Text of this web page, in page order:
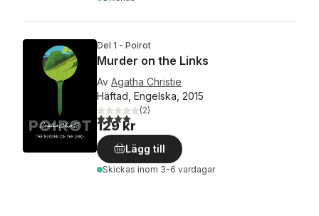
Del 1 - Poirot
Murder on the Links
Av Agatha Christie
Häftad, Engelska, 2015
4,0utav 5 stjärnor. Totalt antal röster:
(2)
129 kr
Lägg till
Skickas inom 3-6 vardagar